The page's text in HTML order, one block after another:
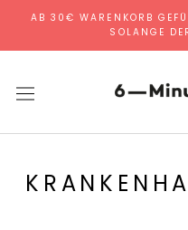
DirektAB 30€ WARENKORB
SOLANGE